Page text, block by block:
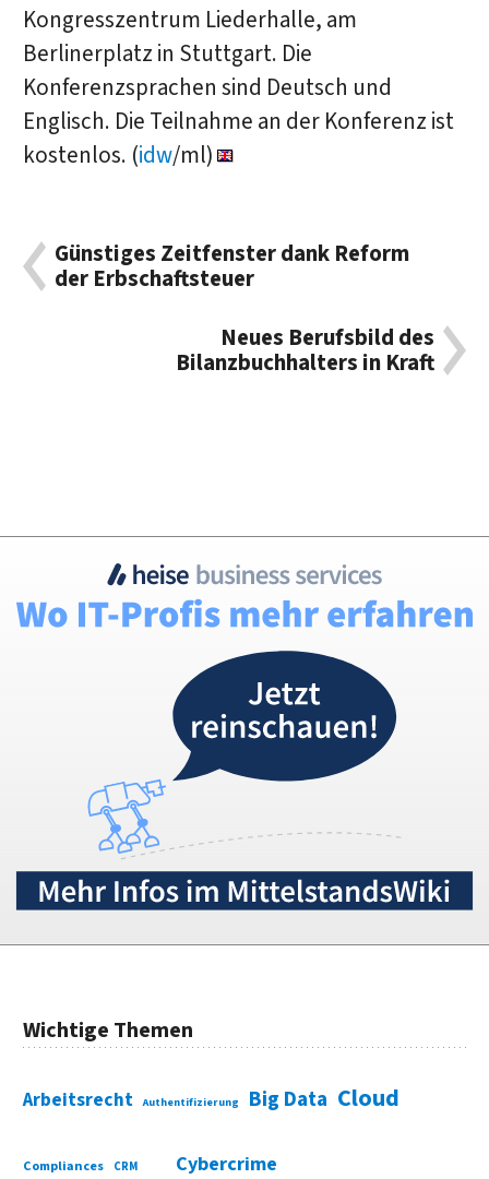
Kongresszentrum Liederhalle, am
Berlinerplatz in Stuttgart. Die
Konferenzsprachen sind Deutsch und
Englisch. Die Teilnahme an der Konferenz ist
kostenlos. (idw/ml)
Günstiges Zeitfenster dank Reform
der Erbschaftsteuer
Neues Berufsbild des
Bilanzbuchhalters in Kraft
Wichtige Themen
Arbeitsrecht Authentifizierung Big Data Cloud
Compliances CRM Cybercrime